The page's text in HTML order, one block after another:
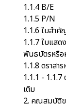
1.1.4 B/E
1.1.5 P/N
1.1.6 ใบสำ
1.1.7 ใบแส
พันธบัตรหรื
1.1.8 ตราส
1.1.1 -
เติม
2. คุณสมบัติข